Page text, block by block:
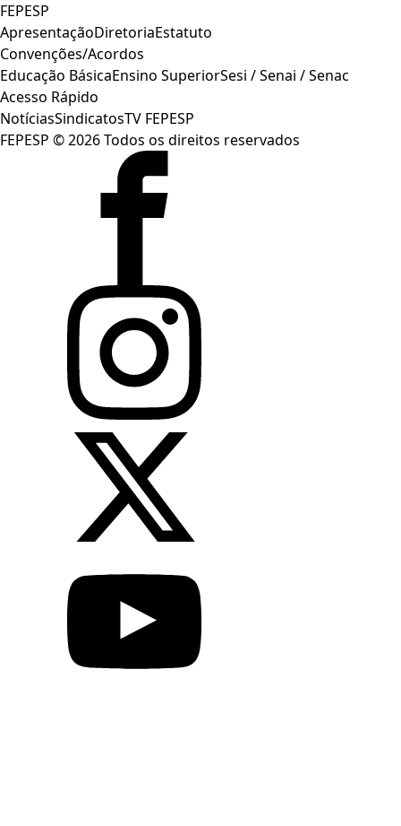
FEPESP
ApresentaçãoDiretoriaEstatuto
Convenções/Acordos
Educação BásicaEnsino SuperiorSesi / Senai / Senac
Acesso Rápido
NotíciasSindicatosTV FEPESP
FEPESP © 2026 Todos os direitos reservados